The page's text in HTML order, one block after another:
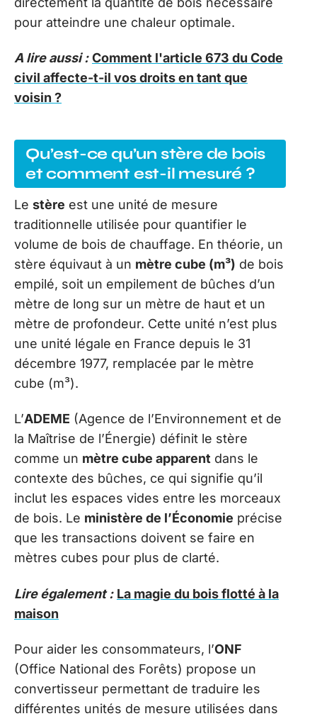
pour atteindre une chaleur optimale.
A lire aussi : Comment l'article 673 du Code
civil affecte-t-il vos droits en tant que
voisin ?
Qu’est-ce qu’un stère de bois
et comment est-il mesuré ?
Le stère est une unité de mesure
traditionnelle utilisée pour quantifier le
volume de bois de chauffage. En théorie, un
stère équivaut à un mètre cube (m³) de bois
empilé, soit un empilement de bûches d’un
mètre de long sur un mètre de haut et un
mètre de profondeur. Cette unité n’est plus
une unité légale en France depuis le 31
décembre 1977, remplacée par le mètre
cube (m³).
L’ADEME (Agence de l’Environnement et de
la Maîtrise de l’Énergie) définit le stère
comme un mètre cube apparent dans le
contexte des bûches, ce qui signifie qu’il
inclut les espaces vides entre les morceaux
de bois. Le ministère de l’Économie précise
que les transactions doivent se faire en
mètres cubes pour plus de clarté.
Lire également : La magie du bois flotté à la
maison
Pour aider les consommateurs, l’ONF
(Office National des Forêts) propose un
convertisseur permettant de traduire les
différentes unités de mesure utilisées dans